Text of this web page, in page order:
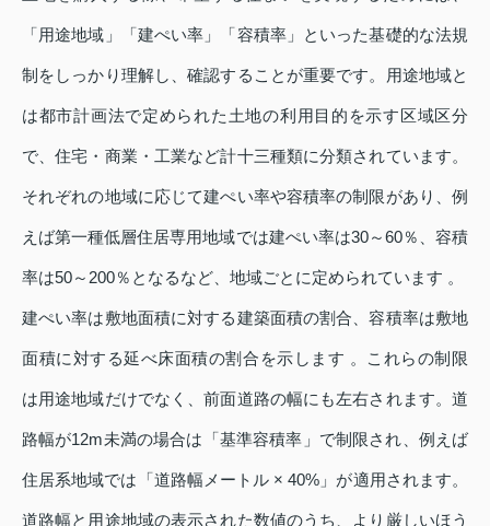
「用途地域」「建ぺい率」「容積率」といった基礎的な法規
制をしっかり理解し、確認することが重要です。用途地域と
は都市計画法で定められた土地の利用目的を示す区域区分
で、住宅・商業・工業など計十三種類に分類されています。
それぞれの地域に応じて建ぺい率や容積率の制限があり、例
えば第一種低層住居専用地域では建ぺい率は30～60％、容積
率は50～200％となるなど、地域ごとに定められています 。
建ぺい率は敷地面積に対する建築面積の割合、容積率は敷地
面積に対する延べ床面積の割合を示します 。これらの制限
は用途地域だけでなく、前面道路の幅にも左右されます。道
路幅が12m未満の場合は「基準容積率」で制限され、例えば
住居系地域では「道路幅メートル × 40%」が適用されます。
道路幅と用途地域の表示された数値のうち、より厳しいほう